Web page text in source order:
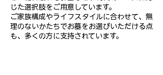
じた選択肢をご用意しています。
ご家族構成やライフスタイルに合わせて、無
理のないかたちでお墓をお選びいただける点
も、多くの方に支持されています。